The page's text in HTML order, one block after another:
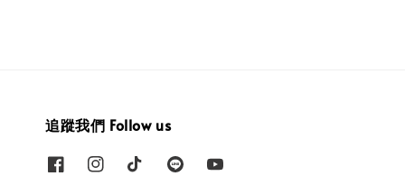
追蹤我們 Follow us